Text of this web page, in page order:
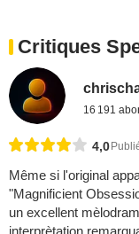
Critiques
16 191
4,0
Même si l'original
"Magnificient
un excellent